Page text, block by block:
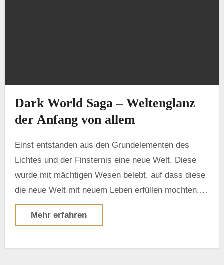
Dark World Saga – Weltenglanz
der Anfang von allem
Einst entstanden aus den Grundelementen des
Lichtes und der Finsternis eine neue Welt. Diese
wurde mit mächtigen Wesen belebt, auf dass diese
die neue Welt mit neuem Leben erfüllen mochten.…
Mehr erfahren